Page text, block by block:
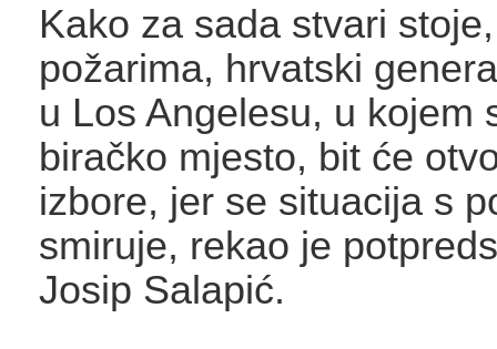
Kako za sada stvari
požarima, hrvatski
u Los Angelesu, u kojem
biračko mjesto, bit će
izbore, jer se situacija s
smiruje, rekao je
Josip Salapić.